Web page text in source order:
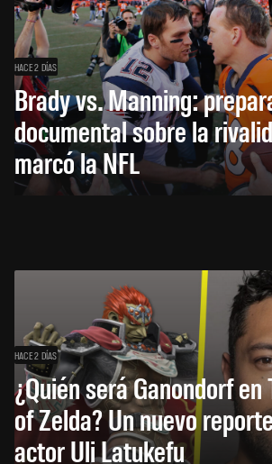
HACE 2 DÍAS
Brady vs. Manning:
documental sobre la
marcó la NFL
HACE 2 DÍAS
¿Quién será Ganondorf en
of Zelda? Un nuevo
actor Uli Latukefu